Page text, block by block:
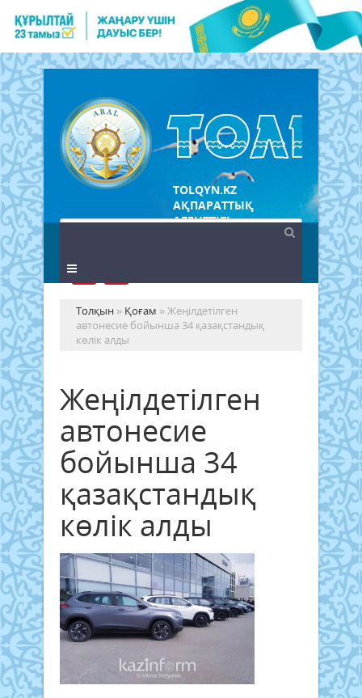
TOLQYN.KZ
АҚПАРАТТЫҚ
АГЕНТТІГІ
Толқын » Қоғам » Жеңілдетілген
автонесие бойынша 34 қазақстандық
көлік алды
Жеңілдетілген
автонесие
бойынша 34
қазақстандық
көлік алды